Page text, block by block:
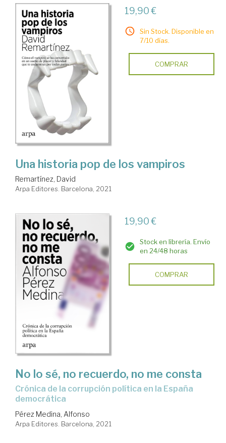
19,90 €
Sin Stock. Disponible en
7/10 días.
COMPRAR
Una historia pop de los vampiros
Remartínez, David
Arpa Editores. Barcelona, 2021
19,90 €
Stock en librería. Envío
en 24/48 horas
COMPRAR
No lo sé, no recuerdo, no me consta
crónica de la corrupción política en la España
democrática
Pérez Medina, Alfonso
Arpa Editores. Barcelona, 2021